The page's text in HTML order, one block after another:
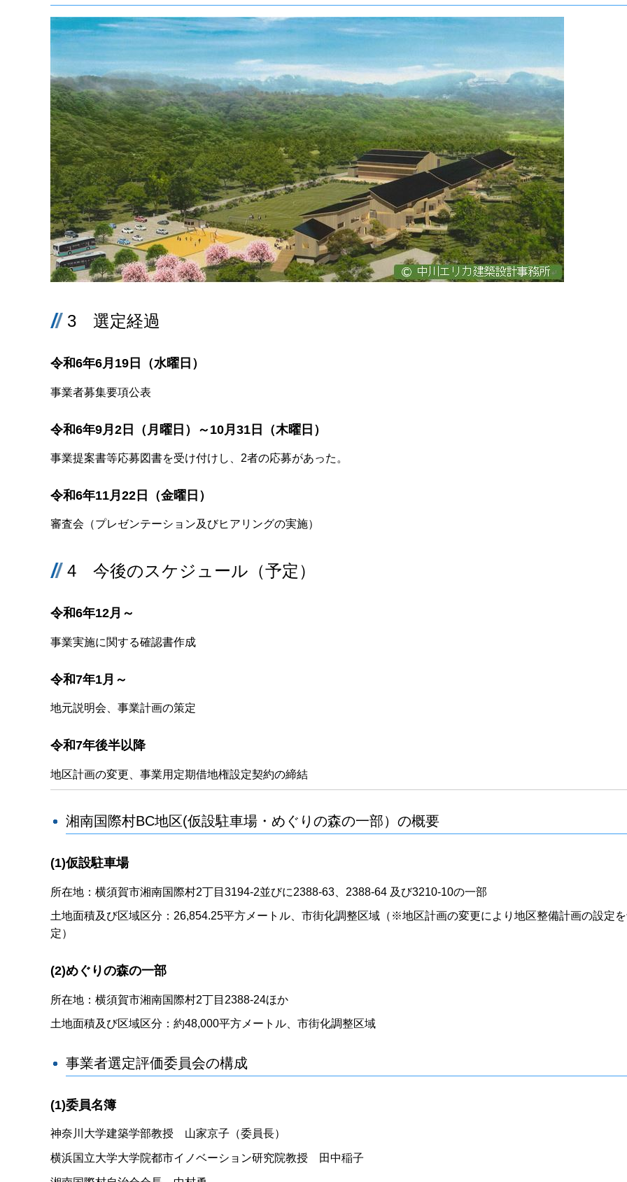
3 選定経過
令和6年6月19日（水曜日）
事業者募集要項公表
令和6年9月2日（月曜日）～10月31日（木曜日）
事業提案書等応募図書を受け付けし、2者の応募があった。
令和6年11月22日（金曜日）
審査会（プレゼンテーション及びヒアリングの実施）
4 今後のスケジュール（予定）
令和6年12月～
事業実施に関する確認書作成
令和7年1月～
地元説明会、事業計画の策定
令和7年後半以降
地区計画の変更、事業用定期借地権設定契約の締結
湘南国際村BC地区(仮設駐車場・めぐりの森の一部）の概要
(1)仮設駐車場
所在地：横須賀市湘南国際村2丁目3194-2並びに2388-63、2388-64 及び3210-10の一部
土地面積及び区域区分：26,854.25平方メートル、市街化調整区域（※地区計画の変更により地区整備計画の設定
定）
(2)めぐりの森の一部
所在地：横須賀市湘南国際村2丁目2388-24ほか
土地面積及び区域区分：約48,000平方メートル、市街化調整区域
事業者選定評価委員会の構成
(1)委員名簿
神奈川大学建築学部教授 山家京子（委員長）
横浜国立大学大学院都市イノベーション研究院教授 田中稲子